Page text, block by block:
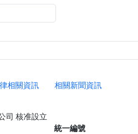
相關資訊
相關新聞資訊
司 核准設立
統一編號